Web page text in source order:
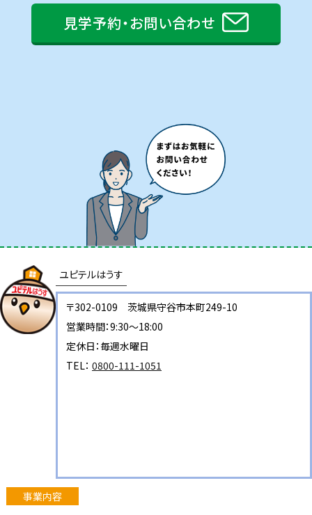
見学予約・お問い合わせ
ユピテルはうす
〒302-0109 茨城県守谷市本町249-10
営業時間：9:30～18:00
定休日：毎週水曜日
TEL： 0800-111-1051